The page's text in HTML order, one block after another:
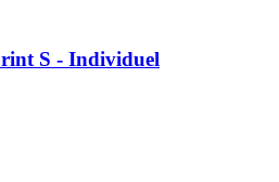
S - Individuel